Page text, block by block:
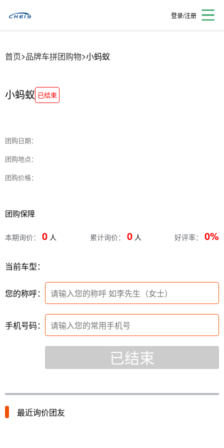
登录/注册
首页>品牌车拼团购物>小蚂蚁
小蚂蚁 已结束
团购日期：
团购地点：
团购价格：
团购保障
本期询价： 0 人 累计询价： 0 人 好评率： 0%
当前车型：
您的称呼：
手机号码：
已结束
最近询价团友